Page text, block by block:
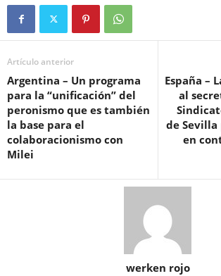
Artículo anterior
Argentina – Un programa
para la “unificación” del
peronismo que es también
la base para el
colaboracionismo con
Milei
España –
al
de
en
werken rojo